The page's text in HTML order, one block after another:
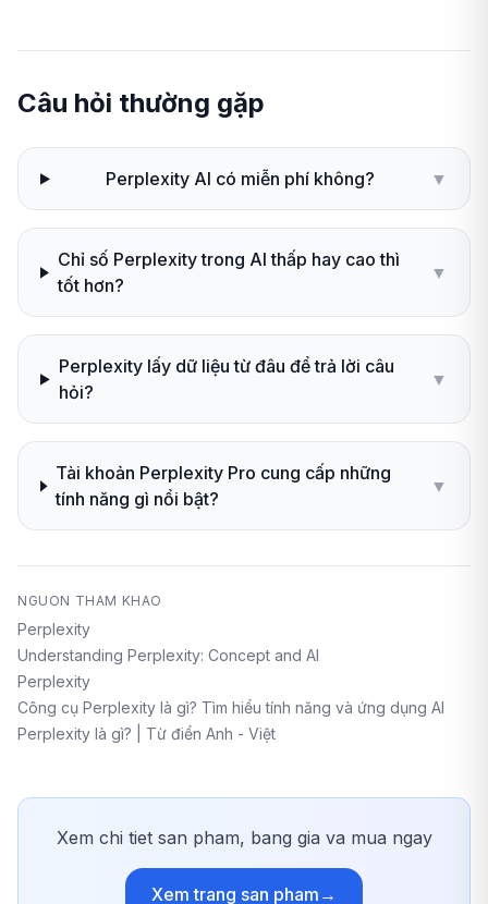
Câu hỏi thường gặp
Perplexity AI có miễn phí không? ▼
Chỉ số Perplexity trong AI thấp hay cao thì
tốt hơn?
▼
Perplexity lấy dữ liệu từ đâu để trả lời câu
hỏi?
▼
Tài khoản Perplexity Pro cung cấp những
tính năng gì nổi bật?
▼
NGUON THAM KHAO
Perplexity
Understanding Perplexity: Concept and AI
Perplexity
Công cụ Perplexity là gì? Tìm hiểu tính năng và ứng dụng AI
Perplexity là gì? | Từ điển Anh - Việt
Xem chi tiet san pham, bang gia va mua ngay
Xem trang san pham →